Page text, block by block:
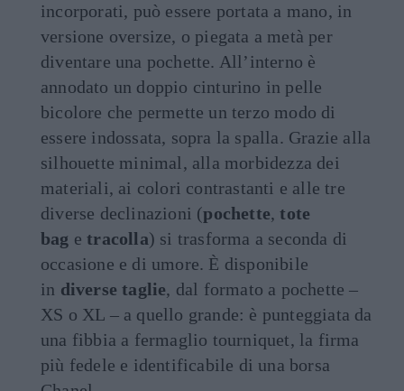
incorporati, può essere portata a mano, in
versione oversize, o piegata a metà per
diventare una pochette. All’interno è
annodato un doppio cinturino in pelle
bicolore che permette un terzo modo di
essere indossata, sopra la spalla. Grazie alla
silhouette minimal, alla morbidezza dei
materiali, ai colori contrastanti e alle tre
diverse declinazioni (pochette,tote
bag etracolla) si trasforma a seconda di
occasione e di umore. È disponibile
in diverse taglie, dal formato a pochette –
XS o XL – a quello grande: è punteggiata da
una fibbia a fermaglio tourniquet, la firma
più fedele e identificabile di una borsa